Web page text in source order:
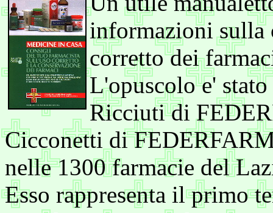
informazioni sulla
corretto dei
L'opuscolo e'
Ricciuti di
Cicconetti di
nelle 1300 farmacie del
Esso rappresenta il primo